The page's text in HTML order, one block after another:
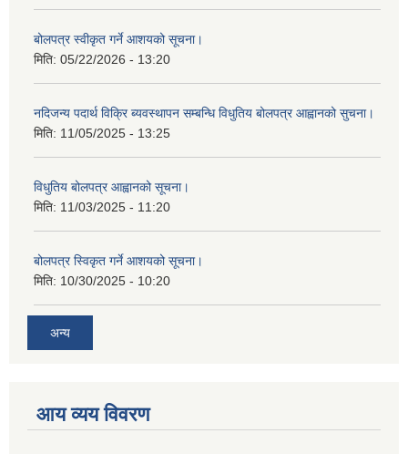
बोलपत्र स्वीकृत गर्ने आशयको सूचना।
मिति: 05/22/2026 - 13:20
नदिजन्य पदार्थ विक्रि ब्यवस्थापन सम्बन्धि विधुतिय बोलपत्र आह्वानको सुचना।
मिति: 11/05/2025 - 13:25
विधुतिय बोलपत्र आह्वानको सूचना।
मिति: 11/03/2025 - 11:20
बोलपत्र स्विकृत गर्ने आशयको सूचना।
मिति: 10/30/2025 - 10:20
अन्य
आय व्यय विवरण